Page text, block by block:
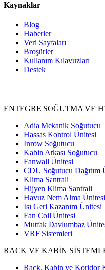
Kaynaklar
Blog
Haberler
Veri Sayfaları
Broşürler
Kullanım Kılavuzları
Destek
ENTEGRE SOĞUTMA VE
Adia Mekanik Soğutucu
Hassas Kontrol Ünitesi
Inrow Soğutucu
Kabin Arkası Soğutucu
Fanwall Ünitesi
CDU Soğutucu Dağıtım
Klima Santrali
Hijyen Klima Santrali
Havuz Nem Alma Ünitesi
Isı Geri Kazanım Ünitesi
Fan Coil Ünitesi
Mutfak Davlumbaz
VRF Sistemleri
RACK VE KABİN
Rack, Kabin ve Koridor